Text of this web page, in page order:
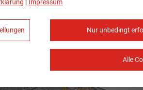
| Impressum
Nur unbedingt
Alle